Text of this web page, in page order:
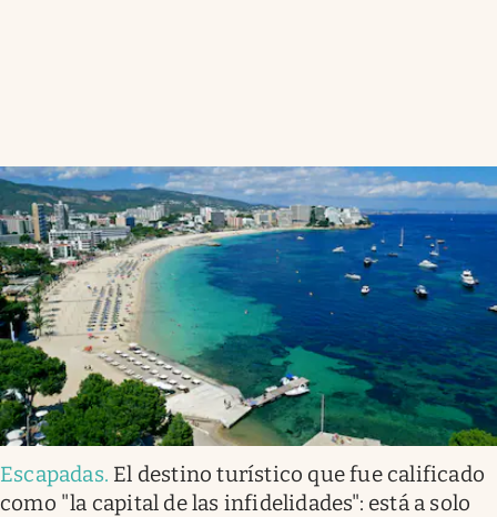
Escapadas. El destino turístico que fue calificado
como "la capital de las infidelidades": está a solo